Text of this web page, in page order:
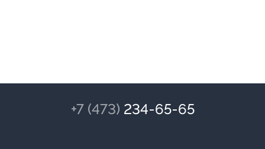
+7 (473) 234-65-65